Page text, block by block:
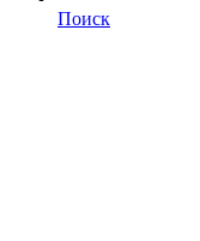
Поиск